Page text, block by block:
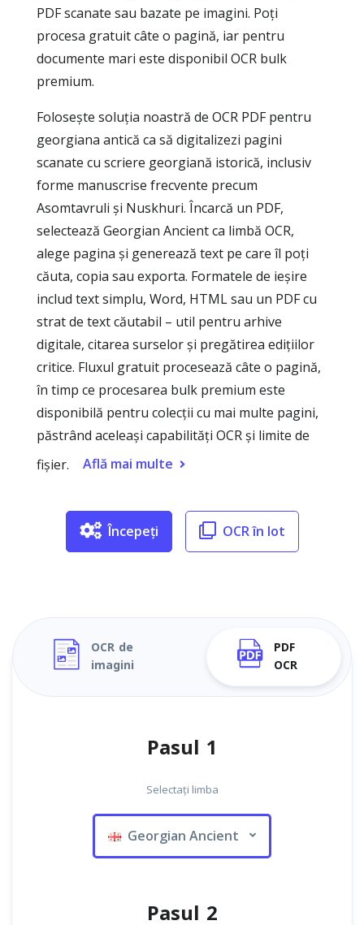
PDF scanate sau bazate pe imagini. Poți
procesa gratuit câte o pagină, iar pentru
documente mari este disponibil OCR bulk
premium.
Folosește soluția noastră de OCR PDF pentru
georgiana antică ca să digitalizezi pagini
scanate cu scriere georgiană istorică, inclusiv
forme manuscrise frecvente precum
Asomtavruli și Nuskhuri. Încarcă un PDF,
selectează Georgian Ancient ca limbă OCR,
alege pagina și generează text pe care îl poți
căuta, copia sau exporta. Formatele de ieșire
includ text simplu, Word, HTML sau un PDF cu
strat de text căutabil – util pentru arhive
digitale, citarea surselor și pregătirea edițiilor
critice. Fluxul gratuit procesează câte o pagină,
în timp ce procesarea bulk premium este
disponibilă pentru colecții cu mai multe pagini,
păstrând aceleași capabilități OCR și limite de
fișier.
Află mai multe
Începeți OCR în lot
OCR de
imagini
PDF
OCR
Pasul 1
Selectați limba
Georgian Ancient
Pasul 2